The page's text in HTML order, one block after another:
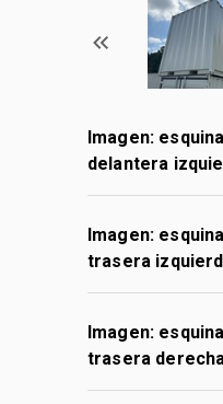
Imagen: esquina
delantera
Imagen: esquina
trasera
Imagen: esquina
trasera derecha